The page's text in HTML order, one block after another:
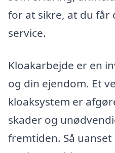
for at sikre, at du får
service.
Kloakarbejde er en
og din ejendom. Et
kloaksystem er
skader og
fremtiden. Så